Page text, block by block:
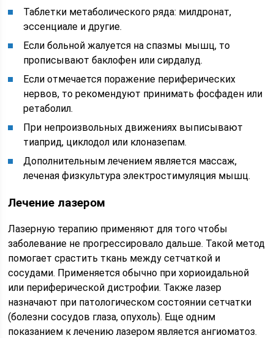
Таблетки метаболического ряда: милдронат,
эссенциале и другие.
Если больной жалуется на спазмы мышц, то
прописывают баклофен или сирдалуд.
Если отмечается поражение периферических
нервов, то рекомендуют принимать фосфаден или
ретаболил.
При непроизвольных движениях выписывают
тиаприд, циклодол или клоназепам.
Дополнительным лечением является массаж,
леченая физкультура электростимуляция мышц.
Лечение лазером
Лазерную терапию применяют для того чтобы
заболевание не прогрессировало дальше. Такой метод
помогает срастить ткань между сетчаткой и
сосудами. Применяется обычно при хориоидальной
или периферической дистрофии. Также лазер
назначают при патологическом состоянии сетчатки
(болезни сосудов глаза, опухоль). Еще одним
показанием к лечению лазером является ангиоматоз.